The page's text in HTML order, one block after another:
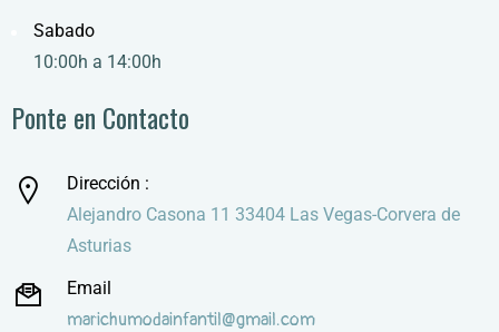
Sabado
10:00h a 14:00h
Ponte en Contacto
Dirección :
Alejandro Casona 11 33404 Las Vegas-Corvera de
Asturias
Email
marichumodainfantil@gmail.com